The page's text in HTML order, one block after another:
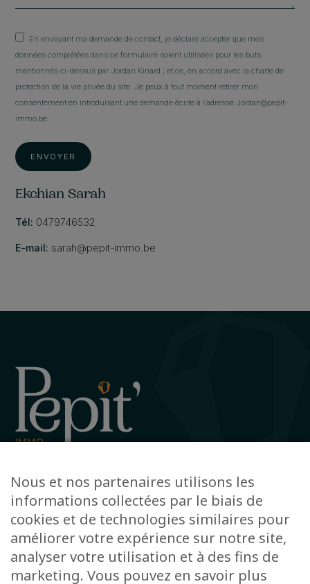
En envoyant ma demande de contact, je déclare accepter que mes
données complétées dans ce formulaire soient utilisées pour les buts
mentionnés ci-dessus par Jordan Kinard ; et ce, en accord avec la charte de
protection de la vie privée du site. Je peux à tout moment retirer mon
consentement en introduisant une demande écrite à l’adresse Jordan@pepit-
immo.be.
ENVOYER
Ekchian Sarah
Tél: 0479746532
E-mail: sarah@pepit-immo.be
+32 63 78 51 51
info@pepit-immo.be
POLITIQUE DE CONFIDENTIALITÉ
Nous et nos partenaires utilisons les
informations collectées par le biais de
cookies et de technologies similaires pour
améliorer votre expérience sur notre site,
analyser votre utilisation et à des fins de
marketing. Vous pouvez en savoir plus